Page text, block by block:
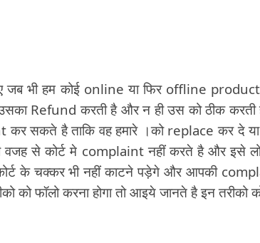
भी हम कोई online या फिर offline product
उसका Refund करती है और न ही उस को ठीक करती
सकते है ताकि वह हमारे ।को replace कर दे या
वजह से कोर्ट मे complaint नहीं करते है और इसे
के चक्कर भी नहीं काटने पड़ेगे और आपकी
को फॉलो करना होगा तो आइये जानते है इन तरीको